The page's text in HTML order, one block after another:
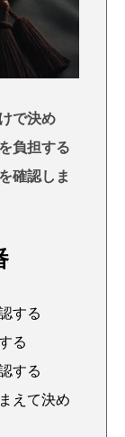
で決め
負担する
確認しま
する
る
する
えて決め